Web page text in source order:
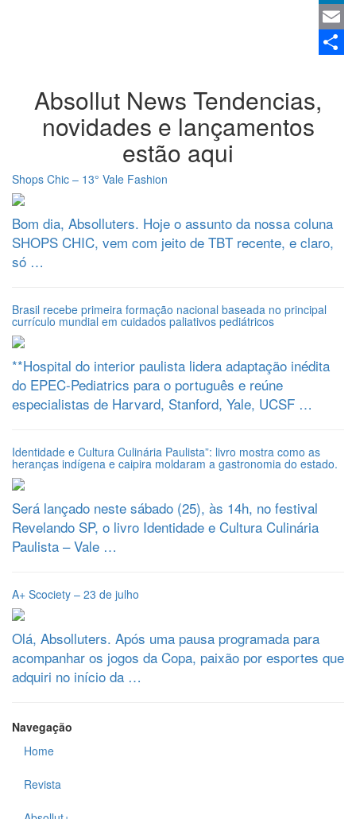
Email
Absollut News Tendencias,
novidades e lançamentos
estão aqui
Shops Chic – 13° Vale Fashion
Bom dia, Absolluters. Hoje o assunto da nossa coluna
SHOPS CHIC, vem com jeito de TBT recente, e claro,
só …
Brasil recebe primeira formação nacional baseada no principal
currículo mundial em cuidados paliativos pediátricos
**Hospital do interior paulista lidera adaptação inédita
do EPEC-Pediatrics para o português e reúne
especialistas de Harvard, Stanford, Yale, UCSF …
Identidade e Cultura Culinária Paulista”: livro mostra como as
heranças indígena e caipira moldaram a gastronomia do estado.
Será lançado neste sábado (25), às 14h, no festival
Revelando SP, o livro Identidade e Cultura Culinária
Paulista – Vale …
A+ Scociety – 23 de julho
Olá, Absolluters. Após uma pausa programada para
acompanhar os jogos da Copa, paixão por esportes que
adquiri no início da …
Navegação
Home
Revista